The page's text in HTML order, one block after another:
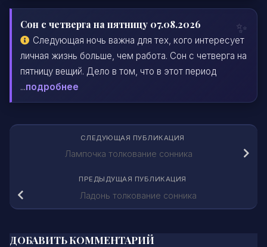
Сон с четверга на пятницу 07.08.2026
Следующая ночь важна для тех, кого интересует
личная жизнь больше, чем работа. Сон с четверга на
пятницу вещий. Дело в том, что в этот период
...подробнее
СЛЕДУЮЩАЯ ПУБЛИКАЦИЯ
Лампочка толкование сонника
ПРЕДЫДУЩАЯ ПУБЛИКАЦИЯ
Ладонь толкование сонника
ДОБАВИТЬ КОММЕНТАРИЙ